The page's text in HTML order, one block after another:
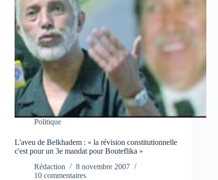
Politique
L'aveu de Belkhadem : « la révision constitutionnelle
c'est pour un 3e mandat pour Bouteflika »
Rédaction
8 novembre 2007
10 commentaires